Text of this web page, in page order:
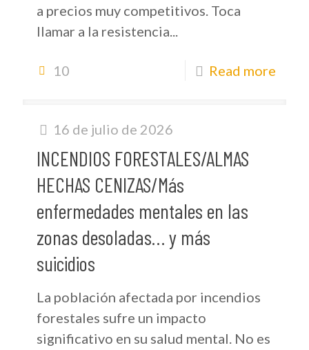
a precios muy competitivos. Toca
llamar a la resistencia...
10 Read more
16 de julio de 2026
INCENDIOS FORESTALES/ALMAS
HECHAS CENIZAS/Más
enfermedades mentales en las
zonas desoladas… y más
suicidios
La población afectada por incendios
forestales sufre un impacto
significativo en su salud mental. No es